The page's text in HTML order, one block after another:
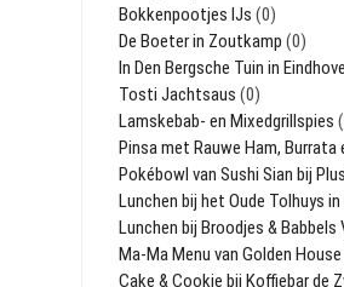
Bokkenpootjes IJs (0)
De Boeter in Zoutkamp (0)
In Den Bergsche Tuin in
Tosti Jachtsaus (0)
Lamskebab- en Mixedgrillspies
Pinsa met Rauwe Ham, Burrata
Pokébowl van Sushi Sian bij
Lunchen bij het Oude Tolhuys
Lunchen bij Broodjes & Babbels
Ma-Ma Menu van Golden
Cake & Cookie bij Koffiebar de